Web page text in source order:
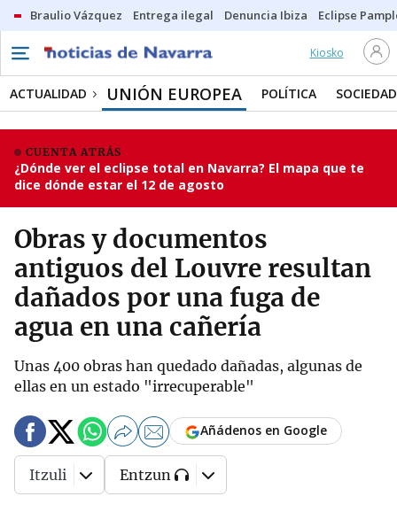
Braulio Vázquez Entrega ilegal Denuncia Ibiza Eclipse
Kiosko
ACTUALIDAD UNIÓN EUROPEA POLÍTICA SOCIEDAD
CUENTA ATRÁS
¿Dónde ver el eclipse total en Navarra? El mapa que te
dice dónde estar el 12 de agosto
Obras y documentos
antiguos del Louvre resultan
dañados por una fuga de
agua en una cañería
Unas 400 obras han quedado dañadas, algunas de
ellas en un estado "irrecuperable"
Añádenos en Google
Itzuli Entzun